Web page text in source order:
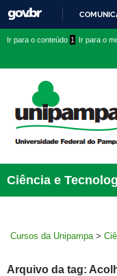
conteúdo
menu
superior
menu
Ir para o conteúdo 1 Ir para o
Ciência e
Cursos da Unipampa >
Arquivo da tag: